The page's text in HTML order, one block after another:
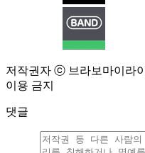
저작권자 ⓒ 브라보마이라
이용 금지
댓글